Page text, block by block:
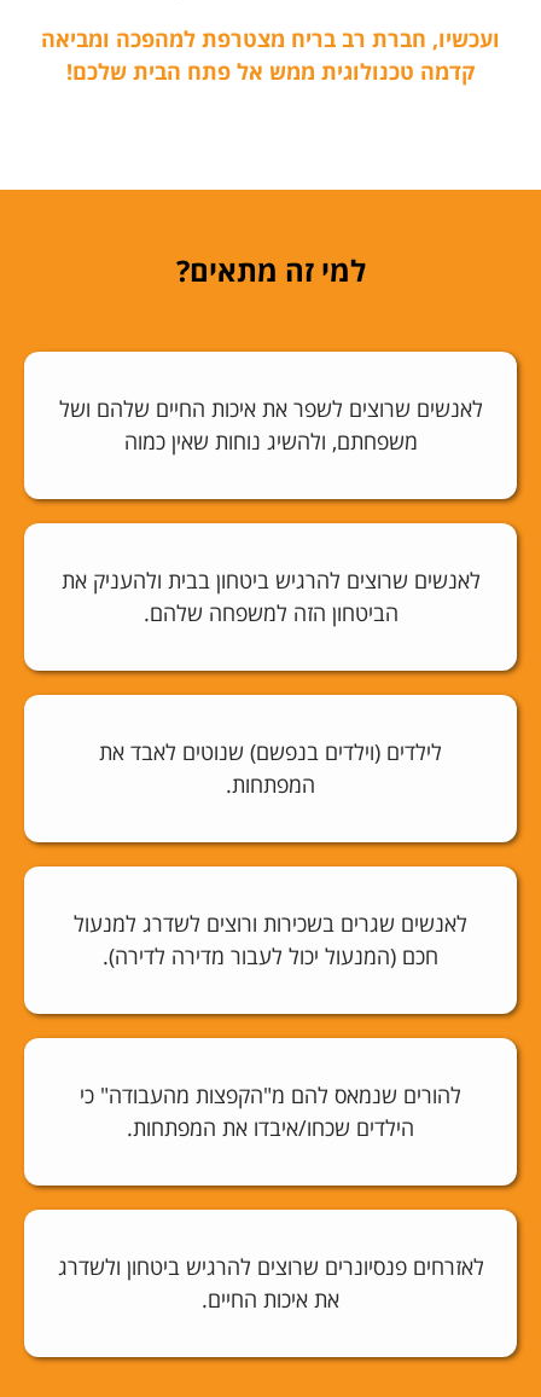
ועכשיו, חברת רב בריח מצטרפת למהפכה ומביאה
קדמה טכנולוגית ממש אל פתח הבית שלכם!
למי זה מתאים?
לאנשים שרוצים לשפר את איכות החיים שלהם ושל
משפחתם, ולהשיג נוחות שאין כמוה
לאנשים שרוצים להרגיש ביטחון בבית ולהעניק את
הביטחון הזה למשפחה שלהם.
לילדים (וילדים בנפשם) שנוטים לאבד את
המפתחות.
לאנשים שגרים בשכירות ורוצים לשדרג למנעול
חכם (המנעול יכול לעבור מדירה לדירה).
להורים שנמאס להם מ"הקפצות מהעבודה" כי
הילדים שכחו/איבדו את המפתחות.
לאזרחים פנסיונרים שרוצים להרגיש ביטחון ולשדרג
את איכות החיים.